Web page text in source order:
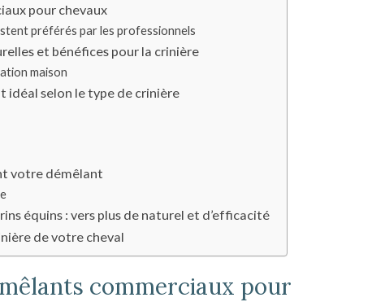
pour chevaux
préférés par les professionnels
et bénéfices pour la crinière
maison
idéal selon le type de crinière
votre démêlant
équins : vers plus de naturel et d’efficacité
de votre cheval
commerciaux pour